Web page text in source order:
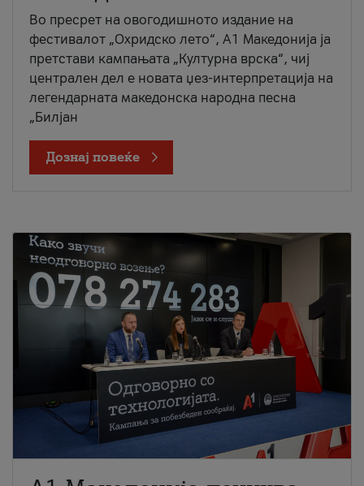
Во пресрет на овогодишното издание на
фестивалот „Охридско лето“, А1 Македонија ја
претстави кампањата „Културна врска“, чиј
централен дел е новата џез-интерпретација на
легендарната македонска народна песна
„Билјан
Дознај повеќе